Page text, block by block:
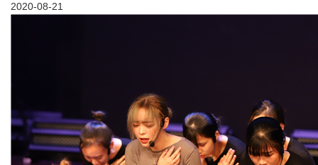
2020-08-21